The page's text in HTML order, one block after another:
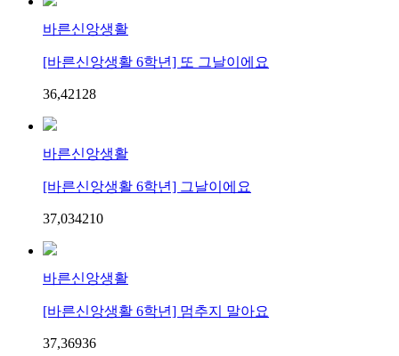
바른신앙생활
[바른신앙생활 6학년] 또 그날이에요
36,421 28
바른신앙생활
[바른신앙생활 6학년] 그날이에요
37,034210
바른신앙생활
[바른신앙생활 6학년] 멈추지 말아요
37,36936